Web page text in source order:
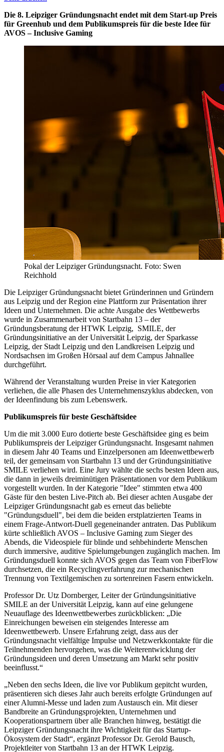
Die 8. Leipziger Gründungsnacht endet mit dem Start-up Preis
für Greenhub und dem Publikumspreis für die beste Idee für
AVOS – Inclusive Gaming
Pokal der Leipziger Gründungsnacht. Foto: Swen
Reichhold
Die Leipziger Gründungsnacht bietet Gründerinnen und Gründern
aus Leipzig und der Region eine Plattform zur Präsentation ihrer
Ideen und Unternehmen. Die achte Ausgabe des Wettbewerbs
wurde in Zusammenarbeit von Startbahn 13 – der
Gründungsberatung der HTWK Leipzig, SMILE, der
Gründungsinitiative an der Universität Leipzig, der Sparkasse
Leipzig, der Stadt Leipzig und den Landkreisen Leipzig und
Nordsachsen im Großen Hörsaal auf dem Campus Jahnallee
durchgeführt.
Während der Veranstaltung wurden Preise in vier Kategorien
verliehen, die alle Phasen des Unternehmenszyklus abdecken, von
der Ideenfindung bis zum Lebenswerk.
Publikumspreis für beste Geschäftsidee
Um die mit 3.000 Euro dotierte beste Geschäftsidee ging es beim
Publikumspreis der Leipziger Gründungsnacht. Insgesamt nahmen
in diesem Jahr 40 Teams und Einzelpersonen am Ideenwettbewerb
teil, der gemeinsam von Startbahn 13 und der Gründungsinitiative
SMILE verliehen wird. Eine Jury wählte die sechs besten Ideen aus,
die dann in jeweils dreiminütigen Präsentationen vor dem Publikum
vorgestellt wurden. In der Kategorie "Idee" stimmten etwa 400
Gäste für den besten Live-Pitch ab. Bei dieser achten Ausgabe der
Leipziger Gründungsnacht gab es erneut das beliebte
"Gründungsduell", bei dem die beiden erstplatzierten Teams in
einem Frage-Antwort-Duell gegeneinander antraten. Das Publikum
kürte schließlich AVOS – Inclusive Gaming zum Sieger des
Abends, die Videospiele für blinde und sehbehinderte Menschen
durch immersive, auditive Spielumgebungen zugänglich machen. Im
Gründungsduell konnte sich AVOS gegen das Team von FiberFlow
durchsetzen, die ein Recyclingverfahrung zur mechanischen
Trennung von Textilgemischen zu sortenreinen Fasern entwickeln.
Professor Dr. Utz Dornberger, Leiter der Gründungsinitiative
SMILE an der Universität Leipzig, kann auf eine gelungene
Neuauflage des Ideenwettbewerbes zurückblicken: „Die
Einreichungen beweisen ein steigendes Interesse am
Ideenwettbewerb. Unsere Erfahrung zeigt, dass aus der
Gründungsnacht vielfältige Impulse und Netzwerkkontakte für die
Teilnehmenden hervorgehen, was die Weiterentwicklung der
Gründungsideen und deren Umsetzung am Markt sehr positiv
beeinflusst.“
„Neben den sechs Ideen, die live vor Publikum gepitcht wurden,
präsentieren sich dieses Jahr auch bereits erfolgte Gründungen auf
einer Alumni-Messe und laden zum Austausch ein. Mit dieser
Bandbreite an Gründungsprojekten, Unternehmen und
Kooperationspartnern über alle Branchen hinweg, bestätigt die
Leipziger Gründungsnacht ihre Wichtigkeit für das Startup-
Ökosystem der Stadt“, ergänzt Professor Dr. Gerold Bausch,
Projektleiter von Startbahn 13 an der HTWK Leipzig.